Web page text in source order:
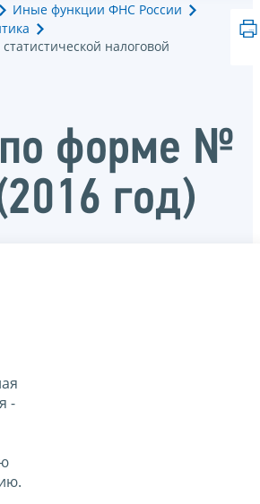
Иные функции ФНС России
налоговой
по форме №
год)
-